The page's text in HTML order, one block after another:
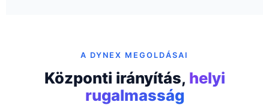
A DYNEX MEGOLDÁSAI
Központi irányítás, helyi
rugalmasság